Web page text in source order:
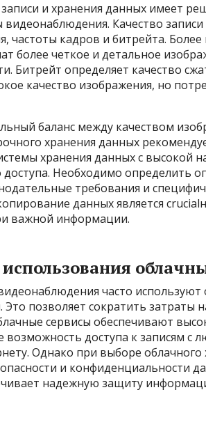
и хранения данных имеет
Качество
частоты кадров и битрейта.
более четкое и детальное
Битрейт определяет качество
качество изображения, но
баланс между качеством
хранения данных
хранения данных с высокой
Необходимо определить
требования и
данных является
важной информации.
часто
Это позволяет сократить затраты
сервисы обеспечивают
доступа к записям с
Однако при выборе
и конфиденциальности
надежную защиту